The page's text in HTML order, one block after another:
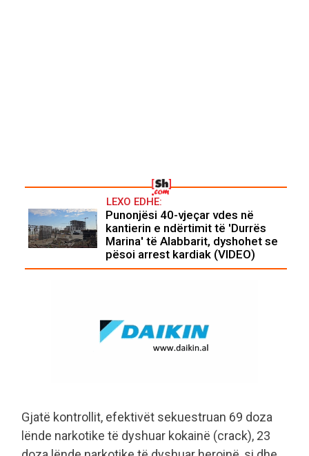
LEXO EDHE:
Punonjësi 40-vjeçar vdes në
kantierin e ndërtimit të 'Durrës
Marina' të Alabbarit, dyshohet se
pësoi arrest kardiak (VIDEO)
Gjatë kontrollit, efektivët sekuestruan 69 doza
lënde narkotike të dyshuar kokainë (crack), 23